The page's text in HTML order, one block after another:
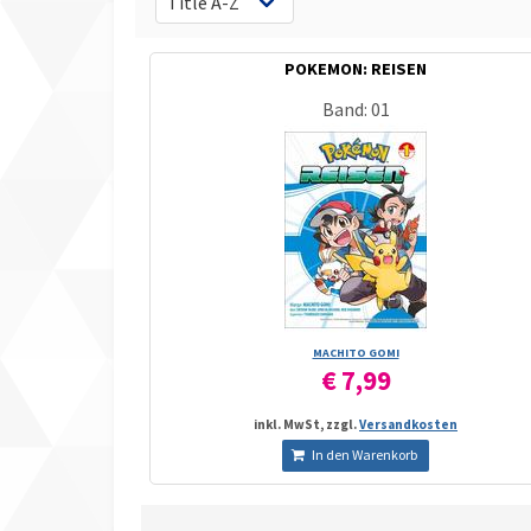
POKEMON: REISEN
Band: 01
MACHITO GOMI
€ 7,99
inkl. MwSt, zzgl.Versandkosten
In den Warenkorb